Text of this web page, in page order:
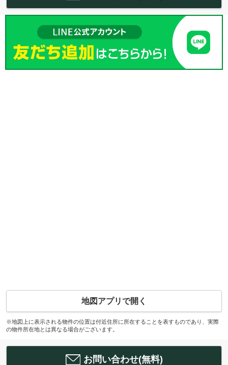
地図アプリで開く
※地図上に表示される物件の位置は付近住所に所在することを表すものであり、実際
の物件所在地とは異なる場合がございます。
お問い合わせ(無料)